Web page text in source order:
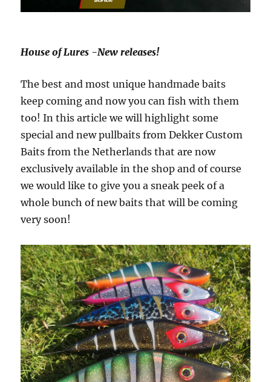
House of Lures -New releases!
The best and most unique handmade baits
keep coming and now you can fish with them
too! In this article we will highlight some
special and new pullbaits from Dekker Custom
Baits from the Netherlands that are now
exclusively available in the shop and of course
we would like to give you a sneak peek of a
whole bunch of new baits that will be coming
very soon!